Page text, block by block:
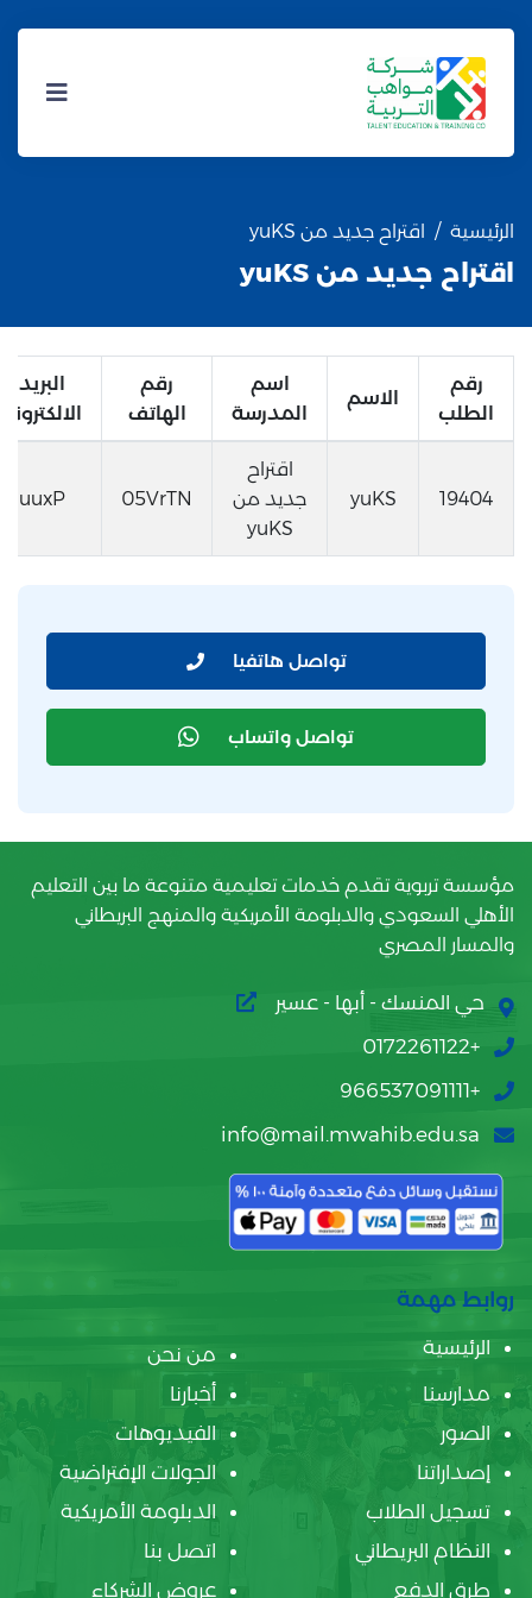
الرئيسية اقتراح جديد من yuKS
اقتراح جديد من yuKS
رقم
الطلب
الاسم
اسم
المدرسة
رقم
الهاتف
البريد
الالكتروني
19404
yuKS
اقتراح
جديد من
yuKS
05VrTN
uuxP
تواصل هاتفيا
تواصل واتساب
مؤسسة تربوية تقدم خدمات تعليمية متنوعة ما بين التعليم
الأهلي السعودي والدبلومة الأمريكية والمنهج البريطاني
والمسار المصري
حي المنسك - أبها - عسير
+0172261122
+966537091111
info@mail.mwahib.edu.sa
روابط مهمة
الرئيسية
من نحن
مدارسنا
أخبارنا
الصور
الفيديوهات
إصداراتنا
الجولات الإفتراضية
تسجيل الطلاب
الدبلومة الأمريكية
النظام البريطاني
اتصل بنا
طرق الدفع
عروض الشركاء